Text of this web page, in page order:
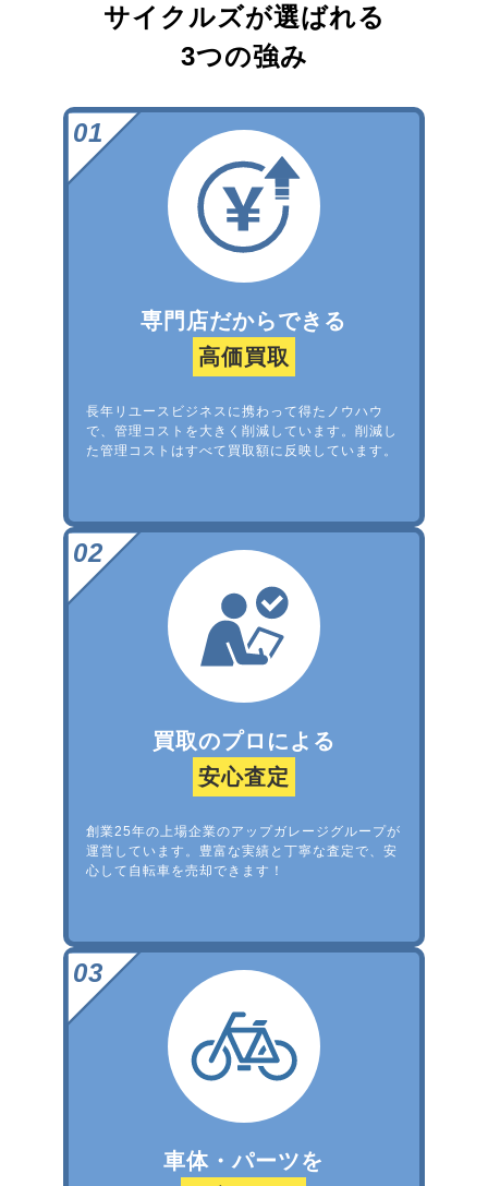
サイクルズが選ばれる
3つの強み
専門店だからできる
高価買取
長年リユースビジネスに携わって得たノウハウ
で、管理コストを大きく削減しています。削減し
た管理コストはすべて買取額に反映しています。
買取のプロによる
安心査定
創業25年の上場企業のアップガレージグループが
運営しています。豊富な実績と丁寧な査定で、安
心して自転車を売却できます！
車体・パーツを